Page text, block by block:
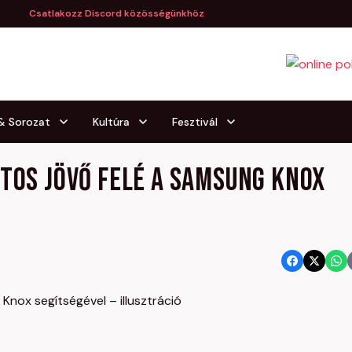
Csatlakozz Discord közösségünkhöz
Sorozat Kultúra Fesztivál
jövő felé a Samsung Knox